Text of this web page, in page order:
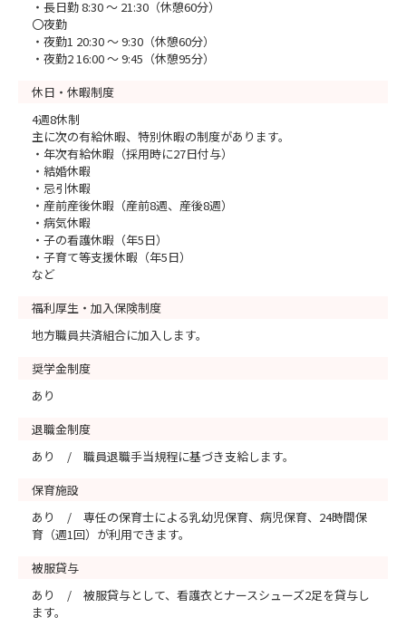
・長日勤 8:30 ～ 21:30（休憩60分）
〇夜勤
・夜勤1 20:30 ～ 9:30（休憩60分）
・夜勤2 16:00 ～ 9:45（休憩95分）
休日・休暇制度
4週8休制
主に次の有給休暇、特別休暇の制度があります。
・年次有給休暇（採用時に27日付与）
・結婚休暇
・忌引休暇
・産前産後休暇（産前8週、産後8週）
・病気休暇
・子の看護休暇（年5日）
・子育て等支援休暇（年5日）
など
福利厚生・加入保険制度
地方職員共済組合に加入します。
奨学金制度
あり
退職金制度
あり / 職員退職手当規程に基づき支給します。
保育施設
あり / 専任の保育士による乳幼児保育、病児保育、24時間保
育（週1回）が利用できます。
被服貸与
あり / 被服貸与として、看護衣とナースシューズ2足を貸与し
ます。